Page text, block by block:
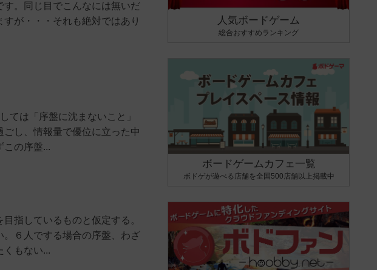
。同じ目でこんなには無いだ
が・・・それも絶対ではあり
ては「序盤に沈まないこと」
し、情報量で優位に立った中
この序盤...
指しているものと仮定する。
６人でする場合の序盤、わざ
くもない...
人気ボードゲーム
総合おすすめランキング
ボードゲームカフェ一覧
ボドゲが遊べる店舗を全国500店舗以上掲載中